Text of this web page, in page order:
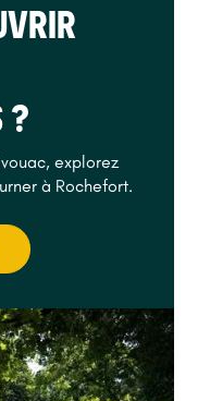
?
explorez
à Rochefort.